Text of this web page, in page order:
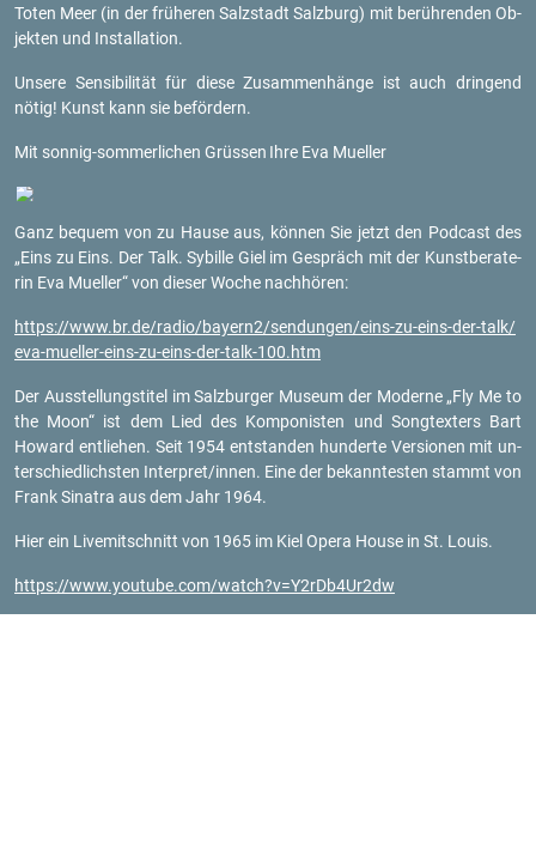
Toten Meer (in der frü­he­ren Salz­stadt Salz­burg) mit be­rüh­ren­den Ob­
jek­ten und In­stal­la­ti­on.
Un­se­re Sen­si­bi­li­tät für diese Zu­sam­men­hän­ge ist auch drin­gend
nötig! Kunst kann sie be­för­dern.
Mit son­nig-som­mer­li­chen Grüs­sen Ihre Eva Mu­el­ler
Ganz be­quem von zu Hause aus, kön­nen Sie jetzt den Pod­cast des
„Eins zu Eins. Der Talk. Sy­bil­le Giel im Ge­spräch mit der Kunst­be­ra­te­
rin Eva Mu­el­ler“ von die­ser Woche nach­hö­ren:
https://​www.​br.​de/​radio/​bayern2/​sendungen/​eins-​zu-​eins-​der-​talk/​
eva-​mueller-​eins-​zu-​eins-​der-​talk-​100.​htm
Der Aus­stel­lungs­ti­tel im Salz­bur­ger Mu­se­um der Mo­der­ne „Fly Me to
the Moon“ ist dem Lied des Kom­po­nis­ten und Song­tex­ters Bart
Howard ent­lie­hen. Seit 1954 ent­stan­den hun­der­te Ver­sio­nen mit un­
ter­schied­lichs­ten In­ter­pret/innen. Eine der be­kann­tes­ten stammt von
Frank Si­na­tra aus dem Jahr 1964.
Hier ein Li­ve­mit­schnitt von 1965 im Kiel Opera House in St. Louis.
https://​www.​youtube.​com/​watch?​v=Y2r​Db4U​r2dw